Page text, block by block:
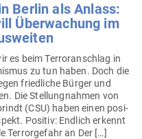
Berlin als Anlass:
Über­wa­chung im
es beim Ter­ror­an­schlag in
zu tun haben. Doch die
fried­liche Bürger und
Die Stel­lung­nahmen von
(CSU) haben einen posi­
Positiv: Endlich erkennt
Ter­ror­gefahr an Der […]